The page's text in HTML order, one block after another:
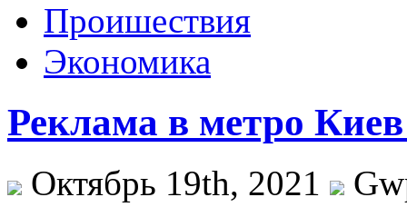
Проишествия
Экономика
Реклама в метро
Октябрь 19th, 2021